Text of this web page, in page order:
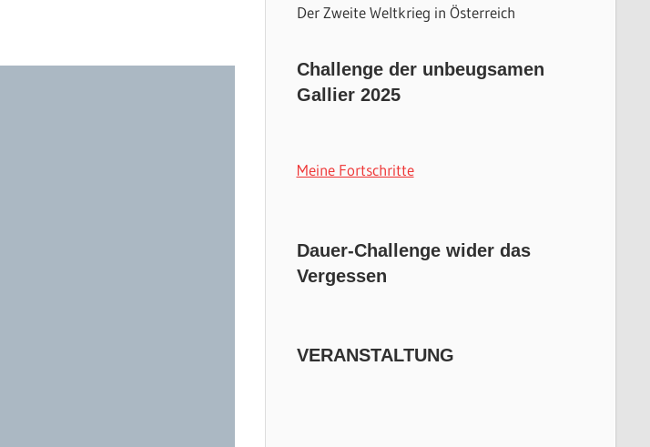
Der Zweite Weltkrieg in Österreich
Challenge der unbeugsamen
Gallier 2025
Meine Fortschritte
Dauer-Challenge wider das
Vergessen
VERANSTALTUNG